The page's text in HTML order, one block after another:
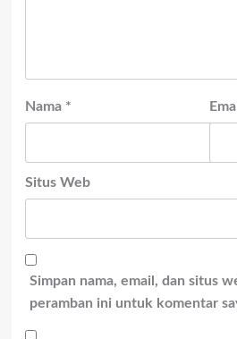
Nama *
Situs Web
Simpan nama, email, dan situs
peramban ini untuk komentar